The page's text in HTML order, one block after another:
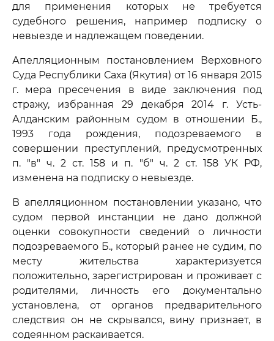
для применения которых не требуется
судебного решения, например подписку о
невыезде и надлежащем поведении.
Апелляционным постановлением Верховного
Суда Республики Саха (Якутия) от 16 января 2015
г. мера пресечения в виде заключения под
стражу, избранная 29 декабря 2014 г. Усть-
Алданским районным судом в отношении Б.,
1993 года рождения, подозреваемого в
совершении преступлений, предусмотренных
п. "в" ч. 2 ст. 158 и п. "б" ч. 2 ст. 158 УК РФ,
изменена на подписку о невыезде.
В апелляционном постановлении указано, что
судом первой инстанции не дано должной
оценки совокупности сведений о личности
подозреваемого Б., который ранее не судим, по
месту жительства характеризуется
положительно, зарегистрирован и проживает с
родителями, личность его документально
установлена, от органов предварительного
следствия он не скрывался, вину признает, в
содеянном раскаивается.